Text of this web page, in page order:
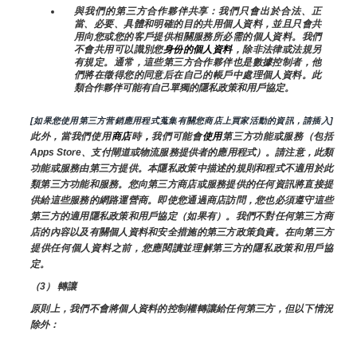
與我們的第三方合作夥伴共享：我們只會出於合法、正
當、必要、具體和明確的目的共用個人資料，並且只會共
用向您或您的客戶提供相關服務所必需的個人資料。我們
不會共用可以識別您身份的個人資料，除非法律或法規另
有規定。通常，這些第三方合作夥伴也是數據控制者，他
們將在徵得您的同意后在自己的帳戶中處理個人資料。此
類合作夥伴可能有自己單獨的隱私政策和用戶協定。
[如果您使用第三方营銷應用程式蒐集有關您商店上買家活動的資訊，請插入]
此外，當我們使用商店時，我們可能會使用第三方功能或服務（包括
Apps Store、支付閘道或物流服務提供者的應用程式）。請注意，此類
功能或服務由第三方提供。本隱私政策中描述的規則和程式不適用於此
類第三方功能和服務。您向第三方商店或服務提供的任何資訊將直接提
供給這些服務的網路運營商。即使您通過商店訪問，您也必須遵守這些
第三方的適用隱私政策和用戶協定（如果有）。我們不對任何第三方商
店的內容以及有關個人資料和安全措施的第三方政策負責。在向第三方
提供任何個人資料之前，您應閱讀並理解第三方的隱私政策和用戶協
定。
（3） 轉讓
原則上，我們不會將個人資料的控制權轉讓給任何第三方，但以下情況
除外：